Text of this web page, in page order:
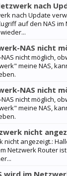
nach
nach Update
auf den NAS
NAS nicht
nicht möglich,
meine NAS,
NAS nicht
nicht möglich,
meine NAS,
nicht
nicht angezeigt.:
Netzwerk Router
wird im